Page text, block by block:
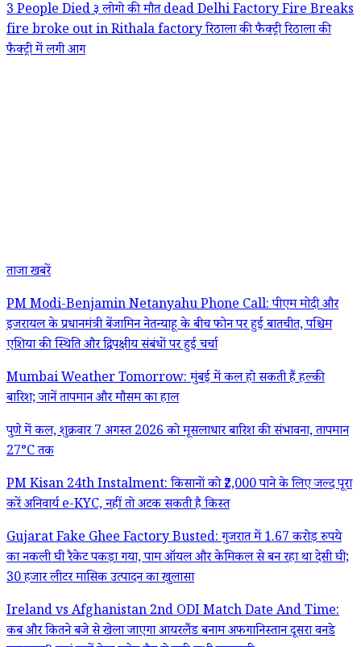
3 People Died३ लोगो की मौतdeadDelhi Factory Fire Breaks
fire broke out in Rithala factoryरिठाला की फैक्ट्रीरिठाला की
फैक्ट्री में लगी आग
ताजा खबरें
PM Modi-Benjamin Netanyahu Phone Call: पीएम मोदी और
इजरायल के प्रधानमंत्री बेंजामिन नेतन्याहू के बीच फोन पर हुई बातचीत, पश्चिम
एशिया की स्थिति और द्विपक्षीय संबंधों पर हुई चर्चा
Mumbai Weather Tomorrow: मुंबई में कल हो सकती हैं हल्की
बारिश; जानें तापमान और मौसम का हाल
पुणे में कल, शुक्रवार 7 अगस्त 2026 को मूसलाधार बारिश की संभावना, तापमान
27°C तक
PM Kisan 24th Instalment: किसानों को ₹2,000 पाने के लिए जल्द पूरा
करें अनिवार्य e-KYC, नहीं तो अटक सकती है किस्त
Gujarat Fake Ghee Factory Busted: गुजरात में 1.67 करोड़ रुपये
का नकली घी रैकेट पकड़ा गया, पाम ऑयल और केमिकल से बन रहा था देसी घी;
30 हजार लीटर मासिक उत्पादन का खुलासा
Ireland vs Afghanistan 2nd ODI Match Date And Time:
कब और कितने बजे से खेला जाएगा आयरलैंड बनाम अफगानिस्तान दूसरा वनडे